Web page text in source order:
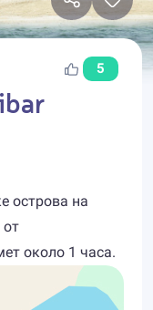
5
острова на
около 1 часа.